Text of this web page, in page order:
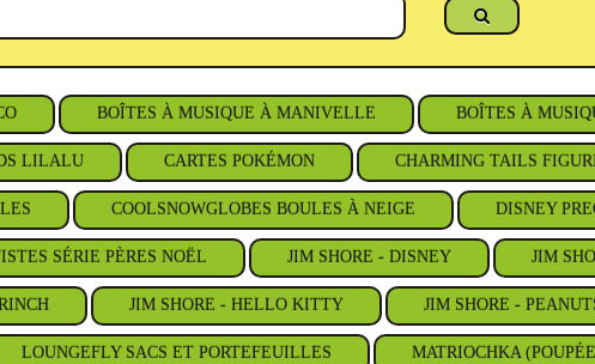
BOÎTES À MUSIQUE À MANIVELLE BOÎTES À
LILALU CARTES POKÉMON CHARMING TAILS
COOLSNOWGLOBES BOULES À NEIGE DISNEY
SÉRIE PÈRES NOËL JIM SHORE - DISNEY JIM
JIM SHORE - HELLO KITTY JIM SHORE -
LOUNGEFLY SACS ET PORTEFEUILLES MATRIOCHKA